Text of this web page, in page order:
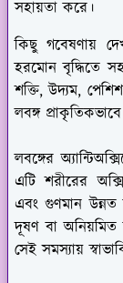
সহায়তা করে।
কিছু গবেষণায়
হরমোন বৃদ্ধিতে
শক্তি, উদ্যম,
লবঙ্গ
লবঙ্গের
এটি শরীরের
এবং গুণমান
দূষণ বা অনিয়মিত
সেই সমস্যায়